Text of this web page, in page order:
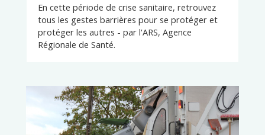
En cette période de crise sanitaire, retrouvez
tous les gestes barrières pour se protéger et
protéger les autres - par l'ARS, Agence
Régionale de Santé.